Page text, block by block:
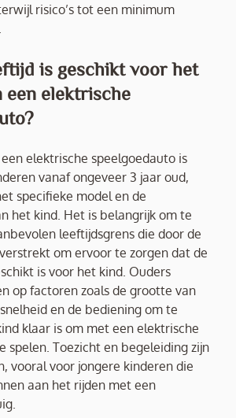
risico’s tot een minimum
is geschikt voor het
een elektrische
elektrische speelgoedauto is
vanaf ongeveer 3 jaar oud,
specifieke model en de
het kind. Het is belangrijk om te
leeftijdsgrens die door de
om ervoor te zorgen dat de
is voor het kind. Ouders
op factoren zoals de grootte van
en de bediening om te
klaar is om met een elektrische
spelen. Toezicht en begeleiding zijn
vooral voor jongere kinderen die
aan het rijden met een